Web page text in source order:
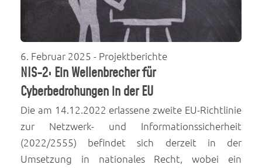
6. Februar 2025 - Projektberichte
NIS-2: Ein Wellenbrecher für
Cyberbedrohungen in der EU
Die am 14.12.2022 erlassene zweite EU-Richtlinie
zur Netzwerk- und Informationssicherheit
(2022/2555) befindet sich derzeit in der
Umsetzung in nationales Recht, wobei ein